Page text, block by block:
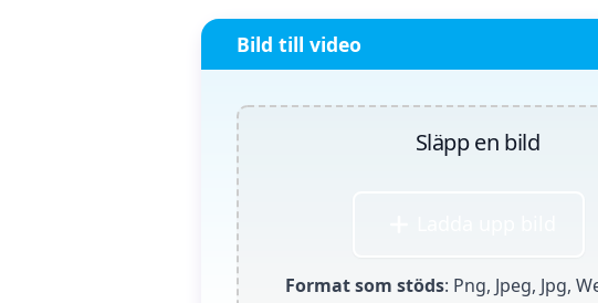
Bild till video
Släpp en bild
Format som stöds: Png, Jpeg, Jpg,